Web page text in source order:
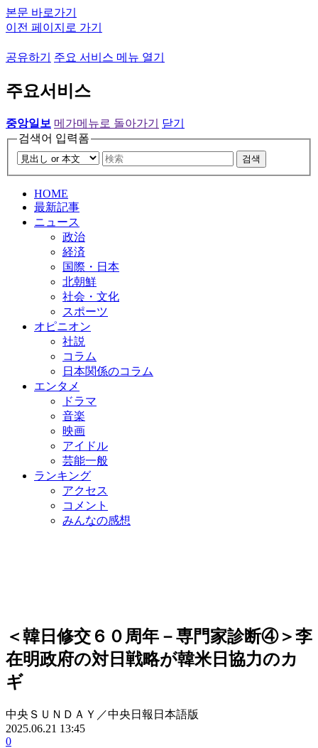
본문 바로가기
이전 페이지로 가기
공유하기 주요 서비스 메뉴 열기
주요서비스
중앙일보 메가메뉴로 돌아가기
닫기
검색어 입력폼
검색
HOME
最新記事
ニュース
政治
経済
国際・日本
北朝鮮
社会・文化
スポーツ
オピニオン
社説
コラム
日本関係のコラム
エンタメ
ドラマ
音楽
映画
アイドル
芸能一般
ランキング
アクセス
コメント
みんなの感想
＜韓日修交６０周年－専門家診断④＞李
在明政府の対日戦略が韓米日協力のカ
ギ
中央ＳＵＮＤＡＹ／中央日報日本語版
2025.06.21 13:45
0